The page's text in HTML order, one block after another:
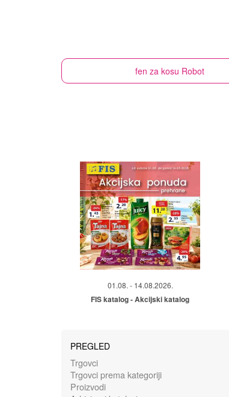
fen za kosu Robot
01.08. - 14.08.2026.
FIS katalog - Akcijski katalog
PREGLED
Trgovci
Trgovci prema kategoriji
Proizvodi